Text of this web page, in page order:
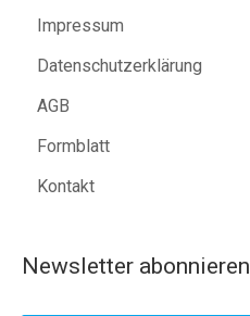
Impressum
Datenschutzerklärung
AGB
Formblatt
Kontakt
Newsletter abonnieren